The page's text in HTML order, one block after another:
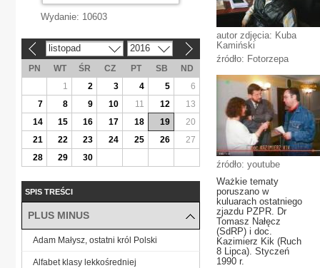
autor zdjęcia: Kuba
Kamiński
źródło: Fotorzepa
źródło: youtube
Ważkie tematy
poruszano w
kuluarach ostatniego
zjazdu PZPR. Dr
Tomasz Nałęcz
(SdRP) i doc.
Kazimierz Kik (Ruch
8 Lipca). Styczeń
1990 r.
Wydanie: 10603
listopad 2016
PN WT ŚR CZ PT SB
ND
1
2 3 4 5
6
7
8 9 10 11 12
13
14
15 16 17 18 19
20
21
22 23 24 25 26
27
28
29 30
SPIS TREŚCI
PLUS MINUS
Adam Małysz, ostatni król Polski
Alfabet klasy lekkośredniej